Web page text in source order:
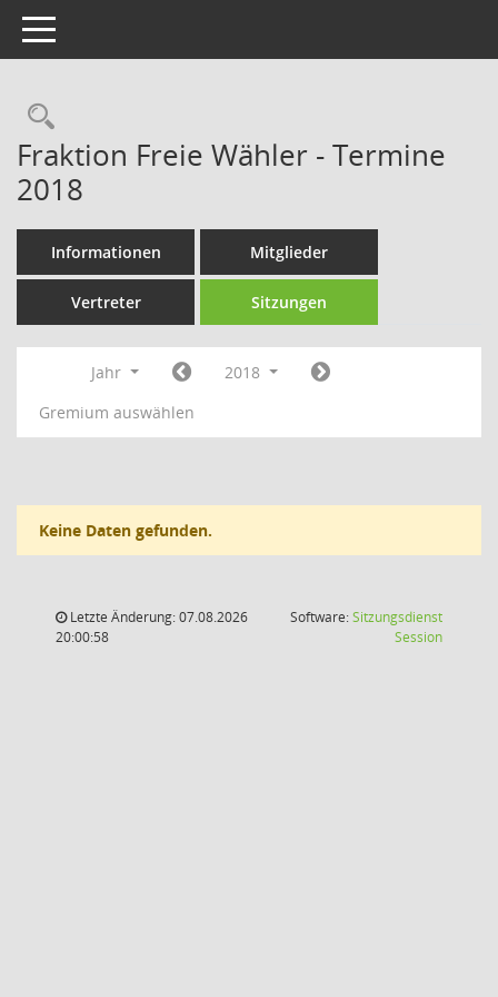
Toggle navigation
Rechercheauswahl
Fraktion Freie Wähler - Termine
2018
Informationen Mitglieder
Vertreter Sitzungen
Jahr
2018
Gremium auswählen
Keine Daten gefunden.
Letzte Änderung: 07.08.2026
20:00:58
Software:Sitzungsdienst
Session(Wird in